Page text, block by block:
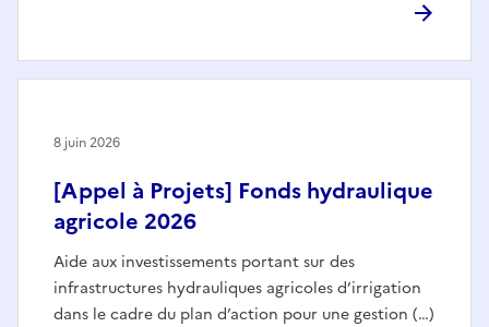
[Appel à Projets] Fonds hydraulique
agricole 2026
Aide aux investissements portant sur des
infrastructures hydrauliques agricoles d’irrigation
dans le cadre du plan d’action pour une gestion (…)
8 juin 2026